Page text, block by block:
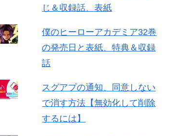
じ＆収録話、表紙
僕のヒーローアカデミア32巻
の発売日と表紙、特典＆収録
話
スグアプの通知、同意しない
で消す方法【無効化して削除
するには】